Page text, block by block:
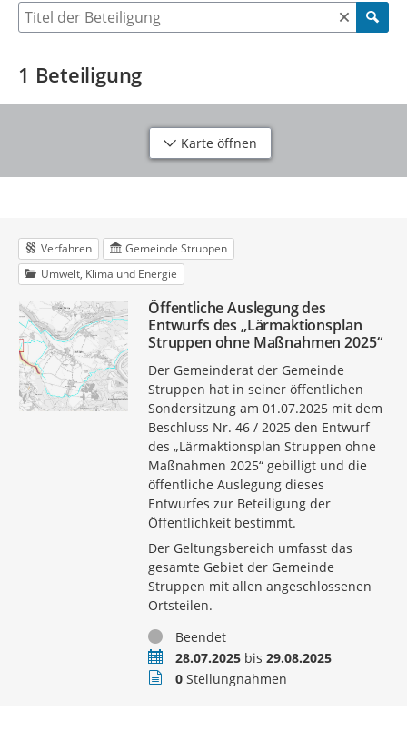
Suche nach Beteiligung
1 Beteiligung
Karte öffnen
Verfahren
Gemeinde Struppen
Umwelt, Klima und Energie
Öffentliche Auslegung des
Entwurfs des „Lärmaktionsplan
Struppen ohne Maßnahmen 2025“
Der Gemeinderat der Gemeinde
Struppen hat in seiner öffentlichen
Sondersitzung am 01.07.2025 mit dem
Beschluss Nr. 46 / 2025 den Entwurf
des „Lärmaktionsplan Struppen ohne
Maßnahmen 2025“ gebilligt und die
öffentliche Auslegung dieses
Entwurfes zur Beteiligung der
Öffentlichkeit bestimmt.
Der Geltungsbereich umfasst das
gesamte Gebiet der Gemeinde
Struppen mit allen angeschlossenen
Ortsteilen.
StatusBeendet
Zeitraum28.07.2025bis 29.08.2025
Stellungnahmen
0Stellungnahmen